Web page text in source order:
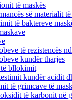
të maskës
së materialit
të baktereve
të rezistencës
kundër tharjes
të bllokimit
kundër acidit
të grimcave të
të karbonit në